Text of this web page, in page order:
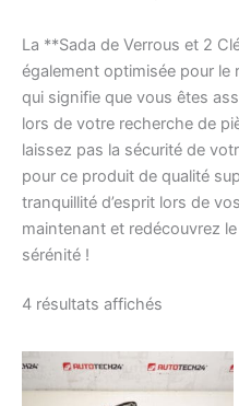
La **Sada de Verrous et 2
également optimisée pour le
qui signifie que vous êtes
lors de votre recherche de
laissez pas la sécurité de
pour ce produit de qualité
tranquillité d’esprit lors de
maintenant et redécouvrez
sérénité !
4 résultats affichés
récent
au
plus
ancien